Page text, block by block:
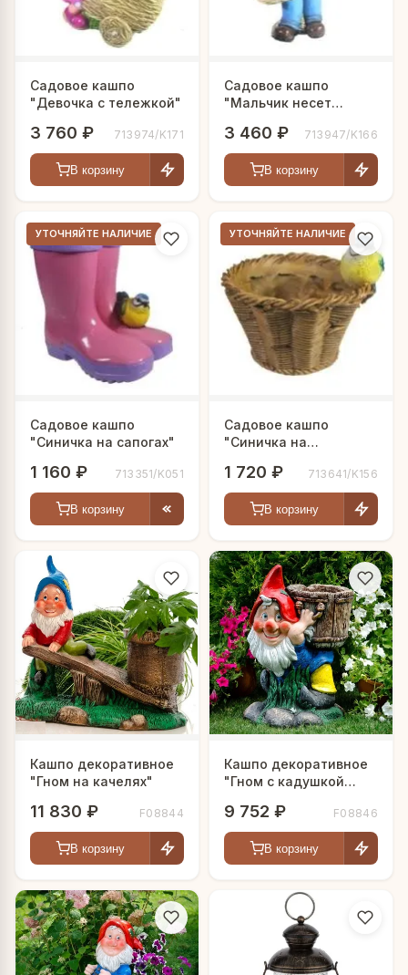
Садовое кашпо
"Девочка с тележкой"
3 760 ₽ 713974/K171
В корзину
Садовое кашпо
"Мальчик несет
3 460 ₽ 713947/K166
В корзину
УТОЧНЯЙТЕ НАЛИЧИЕ
Садовое кашпо
"Синичка на сапогах"
1 160 ₽ 713351/K051
В корзину
УТОЧНЯЙТЕ НАЛИЧИЕ
Садовое кашпо
"Синичка на
1 720 ₽ 713641/K156
В корзину
Кашпо декоративное
"Гном на качелях"
11 830 ₽ F08844
В корзину
Кашпо декоративное
"Гном с кадушкой
9 752 ₽ F08846
В корзину